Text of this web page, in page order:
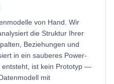
von Hand. Wir
die Struktur Ihrer
Beziehungen und
in ein sauberes Power-
entsteht, ist kein Prototyp —
mit